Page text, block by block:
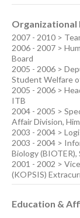
Organizational
2007 - 2010 >
2006 - 2007 >
Board
2005 - 2006 >
Student Welfare
2005 - 2006 >
ITB
2004 - 2005 >
Affair Division,
2003 - 2004 >
2003 - 2004 >
Biology (BIOTER),
2001 - 2002 >
(KOPSIS)
Education &